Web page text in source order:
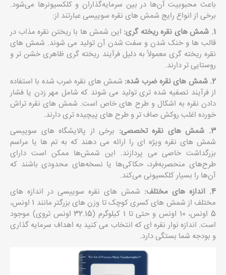
باعث محبوبیت آن‌ها در بین سرمایه‌گذاران و کلکسیونرها می‌شود.
برخی از انواع رایج شمش های نقره سوییسی عبارتند از:
1. شمش های نقره ریخته گری:
این شمش ها با ریختن نقره مذاب در
قالب ها و خنک شدن و سفت شدن آن تولید می شوند. شمش های
نقره ریخته گری معمولاً به دلیل فرآیند ریخته گری ظاهری خشن تر و
روستایی تر دارند.
2. شمش های نقره ضرب شده:
شمش های نقره ضرب شده با استفاده
از فرآیند تصفیه شده تری تولید می شوند که شامل مهر زدن یا فشار
دادن نقره به اشکال و طرح های خاص است. شمش های نقره تراش
خورده اغلب روکش صاف تر و طرح های پیچیده تری دارند.
3. شمش های نقره تخصصی:
برخی از پالایشگاه های سوییسی
شمش های نقره ویژه ای را ارائه می دهند که به تم ها یا مراسم
بزرگداشت خاصی می پردازند. این شمش‌ها ممکن است دارای
طرح‌های منحصربه‌فرد، حکاکی‌ها یا نسخه‌های محدودی باشند که
آن‌ها را بسیار کلکسیونی می‌کند.
4. اندازه های مختلف:
شمش های نقره سوییسی در اندازه های
مختلف از شمش های کسری کوچک تا وزن های بزرگتر مانند 1 اونس،
5 اونس، 10 اونس و حتی تا 1 کیلوگرم (32.15 اونس تروی) موجود
است. اندازه نوار نقره ای که انتخاب می کنید به اهداف سرمایه گذاری
و بودجه شما بستگی دارد.